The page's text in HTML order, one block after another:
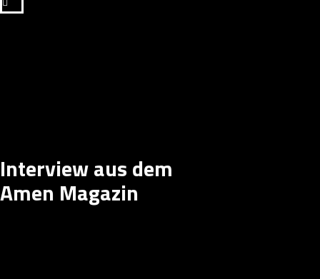
Interview aus dem
Amen Magazin